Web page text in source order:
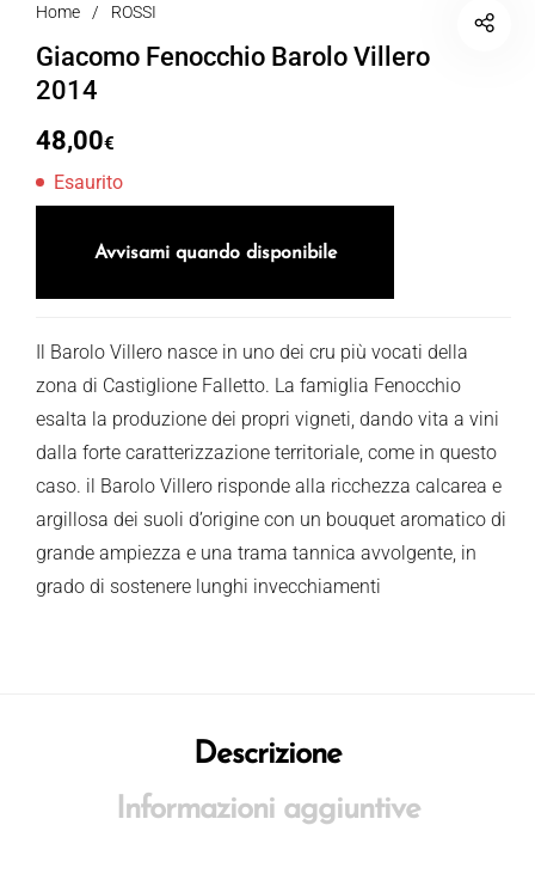
Home / ROSSI
Giacomo Fenocchio Barolo Villero
2014
48,00€
Esaurito
Avvisami quando disponibile
Il Barolo Villero nasce in uno dei cru più vocati della
zona di Castiglione Falletto. La famiglia Fenocchio
esalta la produzione dei propri vigneti, dando vita a vini
dalla forte caratterizzazione territoriale, come in questo
caso. il Barolo Villero risponde alla ricchezza calcarea e
argillosa dei suoli d’origine con un bouquet aromatico di
grande ampiezza e una trama tannica avvolgente, in
grado di sostenere lunghi invecchiamenti
Descrizione
Informazioni aggiuntive